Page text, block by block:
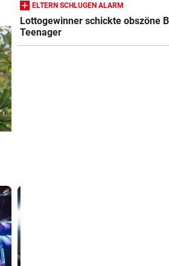
ELTERN SCHLUGEN ALARM
Lottogewinner schickte obszöne
Teenager